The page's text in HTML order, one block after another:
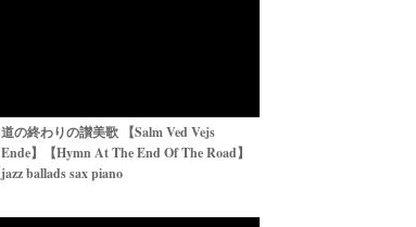
道の終わりの讃美歌 【Salm Ved Vejs
Ende】【Hymn At The End Of The Road】
jazz ballads sax piano